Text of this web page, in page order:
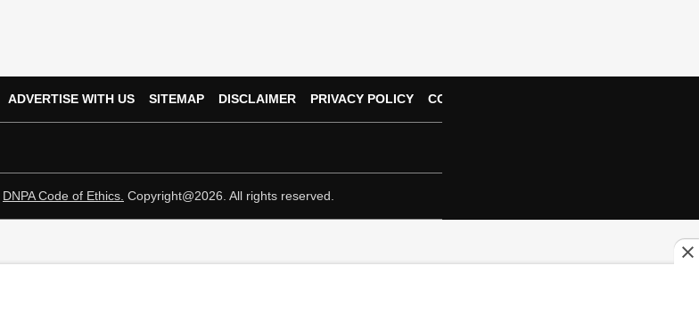
ADVERTISE WITH US SITEMAP DISCLAIMER PRIVACY POLICY CONTACT US
DNPA Code of Ethics. Copyright@2026. All rights reserved.